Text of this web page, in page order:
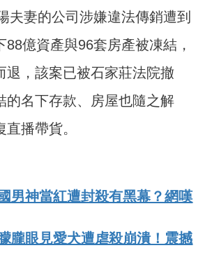
夫妻的公司涉嫌違法傳銷遭到
88億資產與96套房產被凍結，
退，該案已被石家莊法院撤
的名下存款、房屋也隨之解
播帶貨。
男神當紅遭封殺有黑幕？網嘆
朧眼見愛犬遭虐殺崩潰！震撼